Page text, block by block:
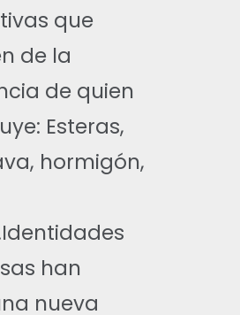
que
de la
de quien
Esteras,
hormigón,
han
nueva